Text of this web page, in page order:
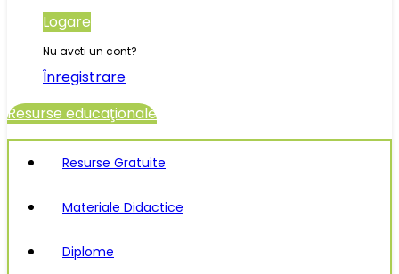
Logare
Nu aveti un cont?
Înregistrare
Resurse educaţionale
Resurse Gratuite
Materiale Didactice
Diplome